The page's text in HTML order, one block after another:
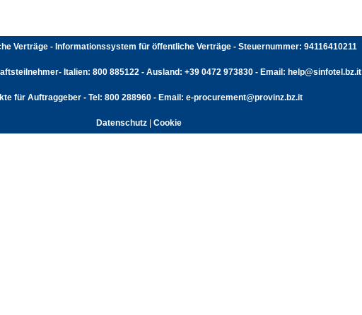
Verträge - Informationssystem für öffentliche Verträge - Steuernummer: 94116410211
Italien: 800 885122 - Ausland: +39 0472 973830 - Email: help@sinfotel.bz.it
für Auftraggeber - Tel: 800 288960 - Email: e-procurement@provinz.bz.it
Datenschutz| Cookie